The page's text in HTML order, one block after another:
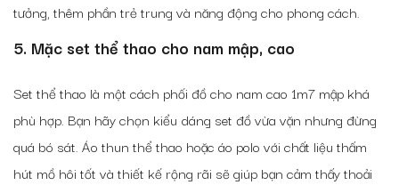
tưởng, thêm phần trẻ trung và năng động cho phong cách.
5. Mặc set thể thao cho nam mập, cao
Set thể thao là một cách phối đồ cho nam cao 1m7 mập khá
phù hợp. Bạn hãy chọn kiểu dáng set đồ vừa vặn nhưng đừng
quá bó sát. Áo thun thể thao hoặc áo polo với chất liệu thấm
hút mồ hôi tốt và thiết kế rộng rãi sẽ giúp bạn cảm thấy thoải